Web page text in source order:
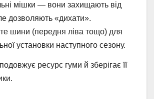
мішки — вони захищають від
дозволяють «дихати».
шини (передня ліва тощо) для
установки наступного сезону.
ресурс гуми й зберігає її